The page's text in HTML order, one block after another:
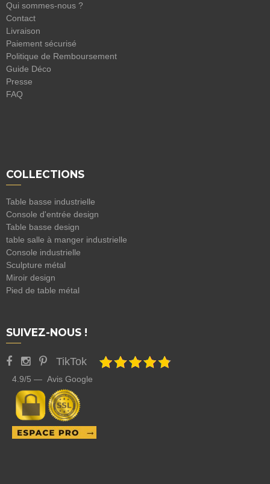
Qui sommes-nous ?
Contact
Livraison
Paiement sécurisé
Politique de Remboursement
Guide Déco
Presse
FAQ
COLLECTIONS
Table basse industrielle
Console d'entrée design
Table basse design
table salle à manger industrielle
Console industrielle
Sculpture métal
Miroir design
Pied de table métal
SUIVEZ-NOUS !
TikTok
4.9/5 — Avis Google